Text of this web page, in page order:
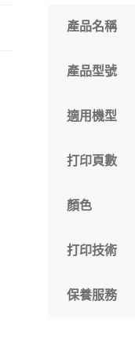
產品名稱
產品型號
適用機型
打印頁數
顏色
打印技術
保養服務